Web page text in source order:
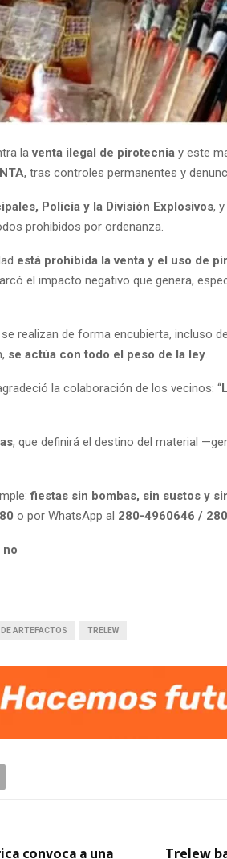
laventa ilegal de pirotecnia y este
, tras controles permanentes y
Policía y la División Explosivos,
prohibidos por ordenanza.
está prohibida la venta y el uso de
el impacto negativo que genera,
realizan de forma encubierta, incluso
se actúa con todo el peso de la ley
la colaboración de los vecinos: “
, que definirá el destino del material
fiestas sin bombas, sin sustos y
o por WhatsApp al 280-4960646 /
no
ARTEFACTOS TRELEW
convoca a una Trelew